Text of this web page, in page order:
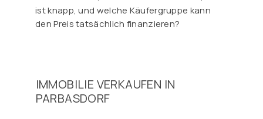
ist knapp, und welche Käufergruppe kann
den Preis tatsächlich finanzieren?
IMMOBILIE VERKAUFEN IN
PARBASDORF